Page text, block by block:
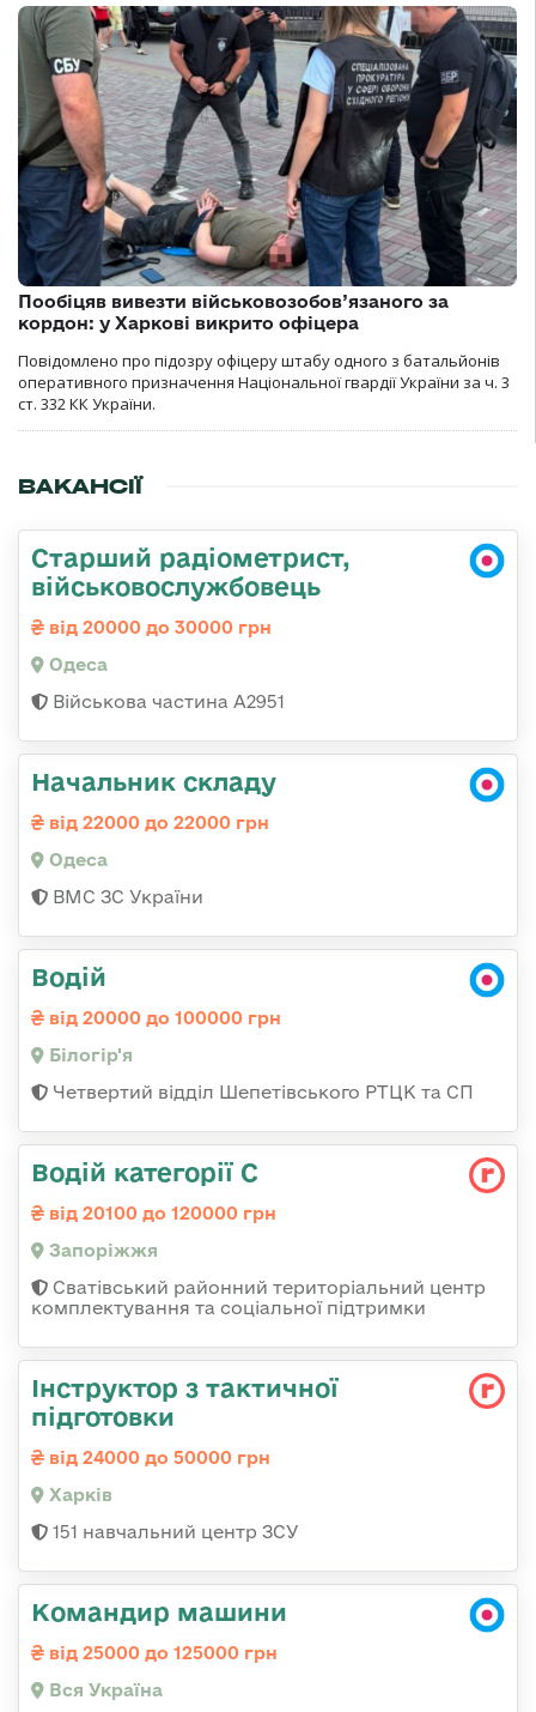
Пообіцяв вивезти військовозобов’язаного за
кордон: у Харкові викрито офіцера
Повідомлено про підозру офіцеру штабу одного з батальйонів
оперативного призначення Національної гвардії України за ч. 3
ст. 332 КК України.
ВАКАНСІЇ
Старший радіометрист,
військовослужбовець
від 20000 до 30000 грн
Одеса
Військова частина А2951
Начальник складу
від 22000 до 22000 грн
Одеса
ВМС ЗС України
Водій
від 20000 до 100000 грн
Білогір'я
Четвертий відділ Шепетівського РТЦК та СП
Водій категорії С
від 20100 до 120000 грн
Запоріжжя
Сватівський районний територіальний центр
комплектування та соціальної підтримки
Інструктор з тактичної
підготовки
від 24000 до 50000 грн
Харків
151 навчальний центр ЗСУ
Командир машини
від 25000 до 125000 грн
Вся Україна